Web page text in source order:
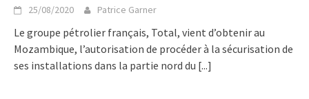
25/08/2020 Patrice Garner
Le groupe pétrolier français, Total, vient d’obtenir au
Mozambique, l’autorisation de procéder à la sécurisation de
ses installations dans la partie nord du [...]